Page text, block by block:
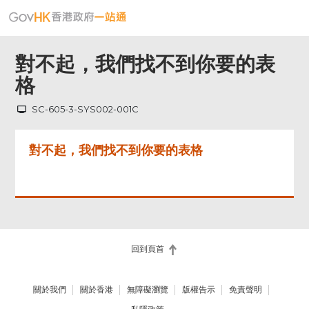
對不起，我們找不到你要的表
格
SC-605-3-SYS002-001C
對不起，我們找不到你要的表格
回到頁首
關於我們 關於香港 無障礙瀏覽 版權告示 免責聲明